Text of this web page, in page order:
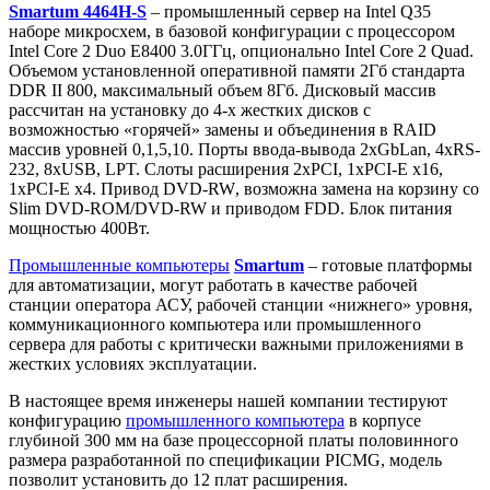
Smartum 4464H-S – промышленный сервер на Intel Q35
наборе микросхем, в базовой конфигурации с процессором
Intel Core 2 Duo E8400 3.0ГГц, опционально Intel Core 2 Quad.
Объемом установленной оперативной памяти 2Гб стандарта
DDR II 800, максимальный объем 8Гб. Дисковый массив
рассчитан на установку до 4-х жестких дисков с
возможностью «горячей» замены и объединения в RAID
массив уровней 0,1,5,10. Порты ввода-вывода 2xGbLan, 4xRS-
232, 8xUSB, LPT. Слоты расширения 2xPCI, 1xPCI-E x16,
1xPCI-E x4. Привод DVD-RW, возможна замена на корзину со
Slim DVD-ROM/DVD-RW и приводом FDD. Блок питания
мощностью 400Вт.
Промышленные компьютеры Smartum – готовые платформы
для автоматизации, могут работать в качестве рабочей
станции оператора АСУ, рабочей станции «нижнего» уровня,
коммуникационного компьютера или промышленного
сервера для работы с критически важными приложениями в
жестких условиях эксплуатации.
В настоящее время инженеры нашей компании тестируют
конфигурацию промышленного компьютера в корпусе
глубиной 300 мм на базе процессорной платы половинного
размера разработанной по спецификации PICMG, модель
позволит установить до 12 плат расширения.